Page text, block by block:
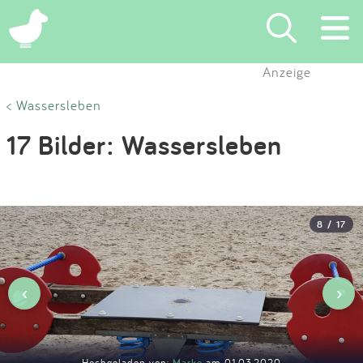
×
Eintragen
Blog
Partner
Kontakt
Anzeige
< Wassersleben
17 Bilder: Wassersleben
8 / 17
‹ ›